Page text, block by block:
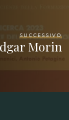
SUCCESSIVO
Morin